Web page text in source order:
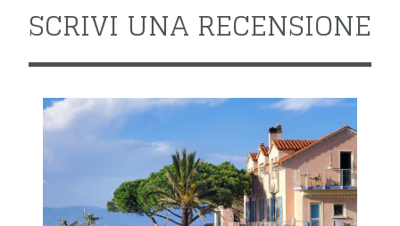
SCRIVI UNA RECENSIONE